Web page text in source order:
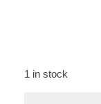
1 in stock